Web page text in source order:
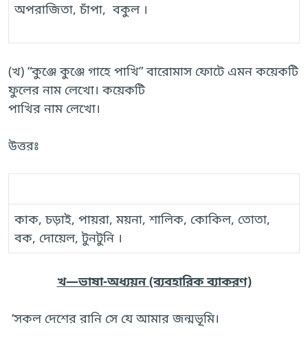
অপরাজিতা, চাঁপা, বকুল ।
(খ) “কুঞ্জে কুঞ্জে গাহে পাখি” বারোমাস ফোটে এমন কয়েকটি
ফুলের নাম লেখো। কয়েকটি
পাখির নাম লেখো।
উত্তরঃ
কাক, চড়াই, পায়রা, ময়না, শালিক, কোকিল, তোতা,
বক, দোয়েল, টুনটুনি ।
খ—ভাষা-অধ্যয়ন (ব্যবহারিক ব্যাকরণ)
‘সকল দেশের রানি সে যে আমার জন্মভূমি।